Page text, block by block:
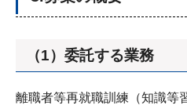
（1）委託する業務
離職者等再就職訓練（知識等